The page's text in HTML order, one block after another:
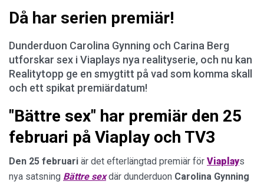
Då har serien premiär!
Dunderduon Carolina Gynning och Carina Berg
utforskar sex i Viaplays nya realityserie, och nu kan
Realitytopp ge en smygtitt på vad som komma skall
och ett spikat premiärdatum!
"Bättre sex" har premiär den 25
februari på Viaplay och TV3
Den 25 februari är det efterlängtad premiär för Viaplays
nya satsning Bättre sexdär dunderduon Carolina Gynning